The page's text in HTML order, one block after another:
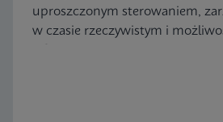
uproszczonym sterowaniem,
w czasie rzeczywistym i